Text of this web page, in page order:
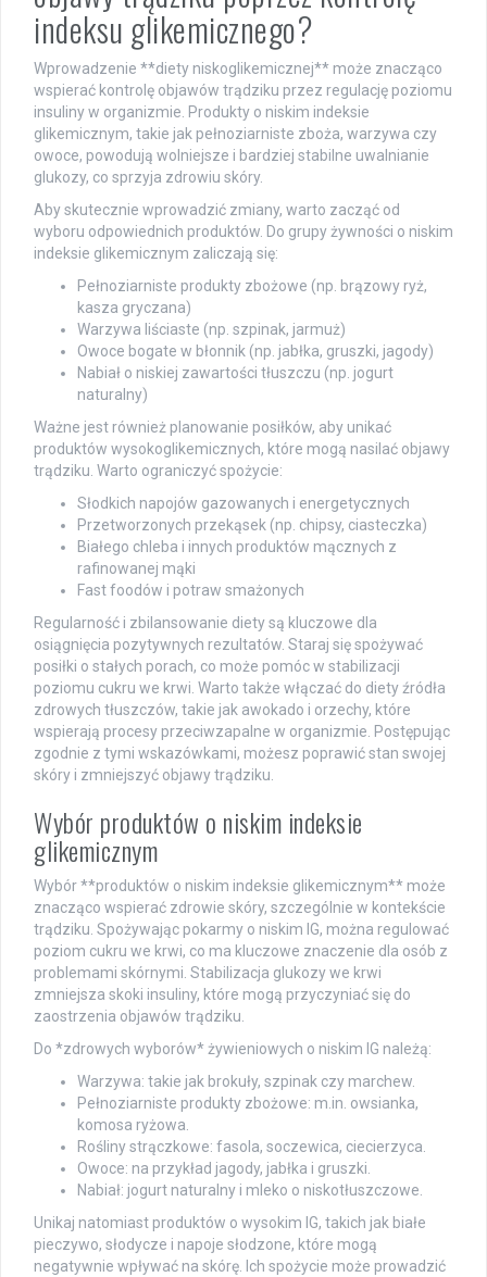
indeksu glikemicznego?
Wprowadzenie **diety niskoglikemicznej** może znacząco
wspierać kontrolę objawów trądziku przez regulację poziomu
insuliny w organizmie. Produkty o niskim indeksie
glikemicznym, takie jak pełnoziarniste zboża, warzywa czy
owoce, powodują wolniejsze i bardziej stabilne uwalnianie
glukozy, co sprzyja zdrowiu skóry.
Aby skutecznie wprowadzić zmiany, warto zacząć od
wyboru odpowiednich produktów. Do grupy żywności o niskim
indeksie glikemicznym zaliczają się:
Pełnoziarniste produkty zbożowe (np. brązowy ryż,
kasza gryczana)
Warzywa liściaste (np. szpinak, jarmuż)
Owoce bogate w błonnik (np. jabłka, gruszki, jagody)
Nabiał o niskiej zawartości tłuszczu (np. jogurt
naturalny)
Ważne jest również planowanie posiłków, aby unikać
produktów wysokoglikemicznych, które mogą nasilać objawy
trądziku. Warto ograniczyć spożycie:
Słodkich napojów gazowanych i energetycznych
Przetworzonych przekąsek (np. chipsy, ciasteczka)
Białego chleba i innych produktów mącznych z
rafinowanej mąki
Fast foodów i potraw smażonych
Regularność i zbilansowanie diety są kluczowe dla
osiągnięcia pozytywnych rezultatów. Staraj się spożywać
posiłki o stałych porach, co może pomóc w stabilizacji
poziomu cukru we krwi. Warto także włączać do diety źródła
zdrowych tłuszczów, takie jak awokado i orzechy, które
wspierają procesy przeciwzapalne w organizmie. Postępując
zgodnie z tymi wskazówkami, możesz poprawić stan swojej
skóry i zmniejszyć objawy trądziku.
Wybór produktów o niskim indeksie
glikemicznym
Wybór **produktów o niskim indeksie glikemicznym** może
znacząco wspierać zdrowie skóry, szczególnie w kontekście
trądziku. Spożywając pokarmy o niskim IG, można regulować
poziom cukru we krwi, co ma kluczowe znaczenie dla osób z
problemami skórnymi. Stabilizacja glukozy we krwi
zmniejsza skoki insuliny, które mogą przyczyniać się do
zaostrzenia objawów trądziku.
Do *zdrowych wyborów* żywieniowych o niskim IG należą:
Warzywa: takie jak brokuły, szpinak czy marchew.
Pełnoziarniste produkty zbożowe: m.in. owsianka,
komosa ryżowa.
Rośliny strączkowe: fasola, soczewica, ciecierzyca.
Owoce: na przykład jagody, jabłka i gruszki.
Nabiał: jogurt naturalny i mleko o niskotłuszczowe.
Unikaj natomiast produktów o wysokim IG, takich jak białe
pieczywo, słodycze i napoje słodzone, które mogą
negatywnie wpływać na skórę. Ich spożycie może prowadzić